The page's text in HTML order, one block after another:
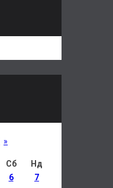
»
Сб
Нд
6 7